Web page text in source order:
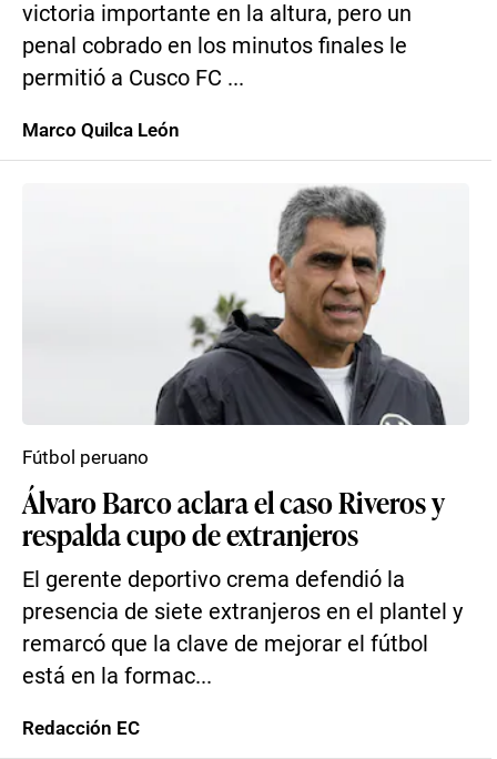
victoria importante en la altura, pero un
penal cobrado en los minutos finales le
permitió a Cusco FC ...
Marco Quilca León
Álvaro Barco aclara el caso Riveros y
respalda cupo de extranjeros
El gerente deportivo crema defendió la
presencia de siete extranjeros en el plantel y
remarcó que la clave de mejorar el fútbol
está en la formac...
Fútbol peruano
Redacción EC